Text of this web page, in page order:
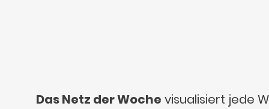
Das Netz der Woche visualisiert jede